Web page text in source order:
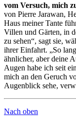
vom Versuch, mich
von Pierre Jarawan,
Haus meiner Tante
Villen und Gärten, in
zu sehen“, sagt sie,
ihrer Einfahrt. „So
ähnlicher, aber deine
Augen habe ich seit
mich an den Geruch
Augenblick sehe,
Nach oben